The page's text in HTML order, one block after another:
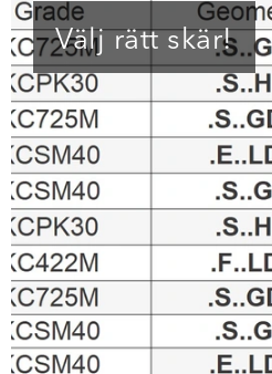
Välj rätt skär!